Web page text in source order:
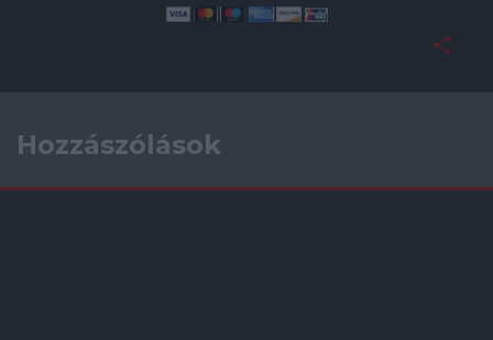
Hozzászólások